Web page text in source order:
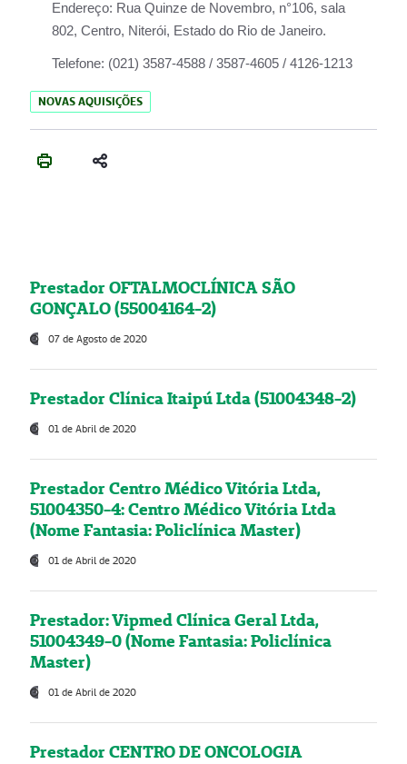
Endereço: Rua Quinze de Novembro, n°106, sala
802, Centro, Niterói, Estado do Rio de Janeiro.
Telefone: (021) 3587-4588 / 3587-4605 / 4126-1213
NOVAS AQUISIÇÕES
Prestador OFTALMOCLÍNICA SÃO
GONÇALO (55004164-2)
07 de Agosto de 2020
Prestador Clínica Itaipú Ltda (51004348-2)
01 de Abril de 2020
Prestador Centro Médico Vitória Ltda,
51004350-4: Centro Médico Vitória Ltda
(Nome Fantasia: Policlínica Master)
01 de Abril de 2020
Prestador: Vipmed Clínica Geral Ltda,
51004349-0 (Nome Fantasia: Policlínica
Master)
01 de Abril de 2020
Prestador CENTRO DE ONCOLOGIA